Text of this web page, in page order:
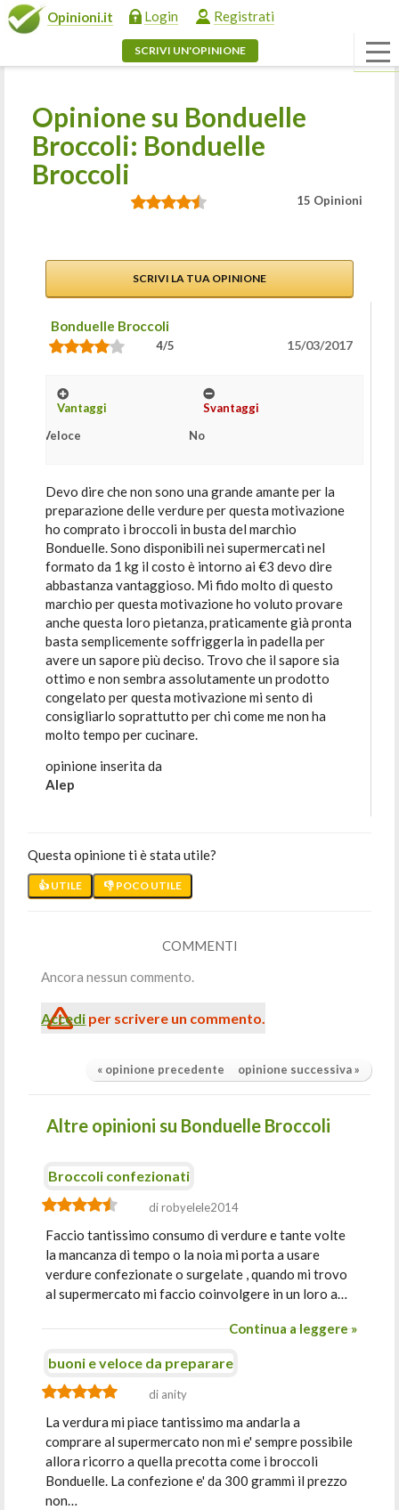
Opinioni.it Login Registrati
SCRIVI UN'OPINIONE
Opinione su Bonduelle
Broccoli: Bonduelle
Broccoli
15 Opinioni
SCRIVI LA TUA OPINIONE
Bonduelle Broccoli
4/5 15/03/2017
Vantaggi
Veloce
Svantaggi
No
Devo dire che non sono una grande amante per la
preparazione delle verdure per questa motivazione
ho comprato i broccoli in busta del marchio
Bonduelle. Sono disponibili nei supermercati nel
formato da 1 kg il costo è intorno ai €3 devo dire
abbastanza vantaggioso. Mi fido molto di questo
marchio per questa motivazione ho voluto provare
anche questa loro pietanza, praticamente già pronta
basta semplicemente soffriggerla in padella per
avere un sapore più deciso. Trovo che il sapore sia
ottimo e non sembra assolutamente un prodotto
congelato per questa motivazione mi sento di
consigliarlo soprattutto per chi come me non ha
molto tempo per cucinare.
opinione inserita da
Alep
Questa opinione ti è stata utile?
👍 UTILE 👎 POCO UTILE
COMMENTI
Ancora nessun commento.
Accedi per scrivere un commento.
« opinione precedente opinione successiva »
Altre opinioni su Bonduelle Broccoli
Broccoli confezionati
di robyelele2014
Faccio tantissimo consumo di verdure e tante volte
la mancanza di tempo o la noia mi porta a usare
verdure confezionate o surgelate , quando mi trovo
al supermercato mi faccio coinvolgere in un loro a…
Continua a leggere »
buoni e veloce da preparare
di anity
La verdura mi piace tantissimo ma andarla a
comprare al supermercato non mi e' sempre possibile
allora ricorro a quella precotta come i broccoli
Bonduelle. La confezione e' da 300 grammi il prezzo
non…